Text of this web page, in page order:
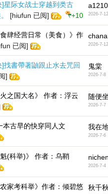
]星际女战士穿越到类古
[hiufun 已阅] +10
12
2026-7-12
肆经营日常（美食）》作
已阅] 2026-7-12
]找書帶著鼬跟止水去咒回
]
鬼棠
2026-7-8
之国大名》 作者：浮云
随便
2026-7-7
本古早的快穿同人文
我在
2026-7-6
(科举)》 作者：乌鞘
2026-7-4
家考科举》作者：倾碧悠
秋千